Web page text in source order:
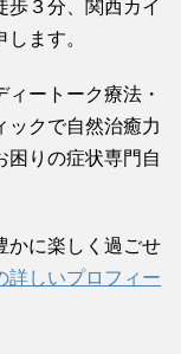
歩３分、関西カイ
ます。
ートーク療法・
ックで自然治癒力
困りの症状専門自
かに楽しく過ごせ
詳しいプロフィー